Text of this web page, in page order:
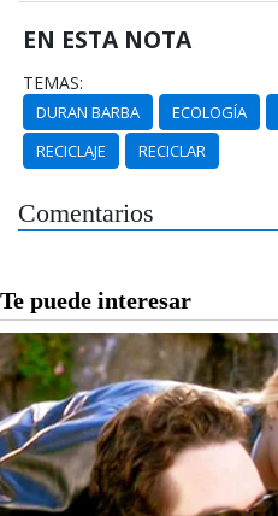
EN ESTA NOTA
TEMAS:
DURAN BARBA ECOLOGÍA
RECICLAJE
RECICLAR
Comentarios